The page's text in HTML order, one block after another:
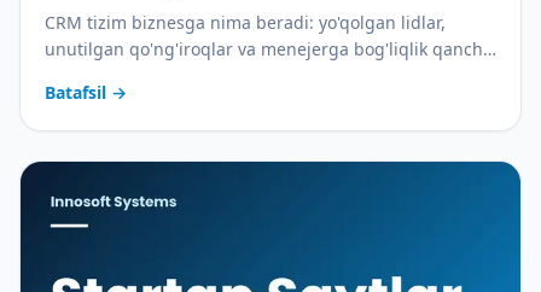
CRM tizim biznesga nima beradi: yo'qolgan lidlar,
unutilgan qo'ng'iroqlar va menejerga bog'liqlik qancha
Batafsil →